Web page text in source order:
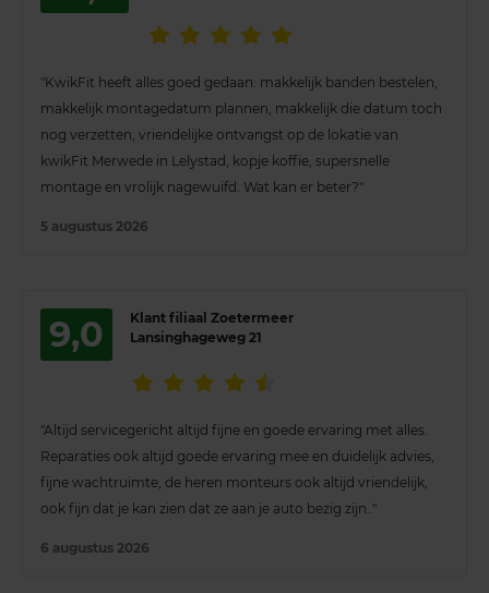
"KwikFit heeft alles goed gedaan: makkelijk banden bestelen,
makkelijk montagedatum plannen, makkelijk die datum toch
nog verzetten, vriendelijke ontvangst op de lokatie van
kwikFit Merwede in Lelystad, kopje koffie, supersnelle
montage en vrolijk nagewuifd. Wat kan er beter?"
5 augustus 2026
9,0
Klant filiaal Zoetermeer
Lansinghageweg 21
"Altijd servicegericht altijd fijne en goede ervaring met alles.
Reparaties ook altijd goede ervaring mee en duidelijk advies,
fijne wachtruimte, de heren monteurs ook altijd vriendelijk,
ook fijn dat je kan zien dat ze aan je auto bezig zijn.."
6 augustus 2026